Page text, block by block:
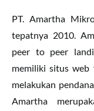
PT. Amartha
tepatnya 2010.
peer to peer
memiliki situs web
melakukan
Amartha